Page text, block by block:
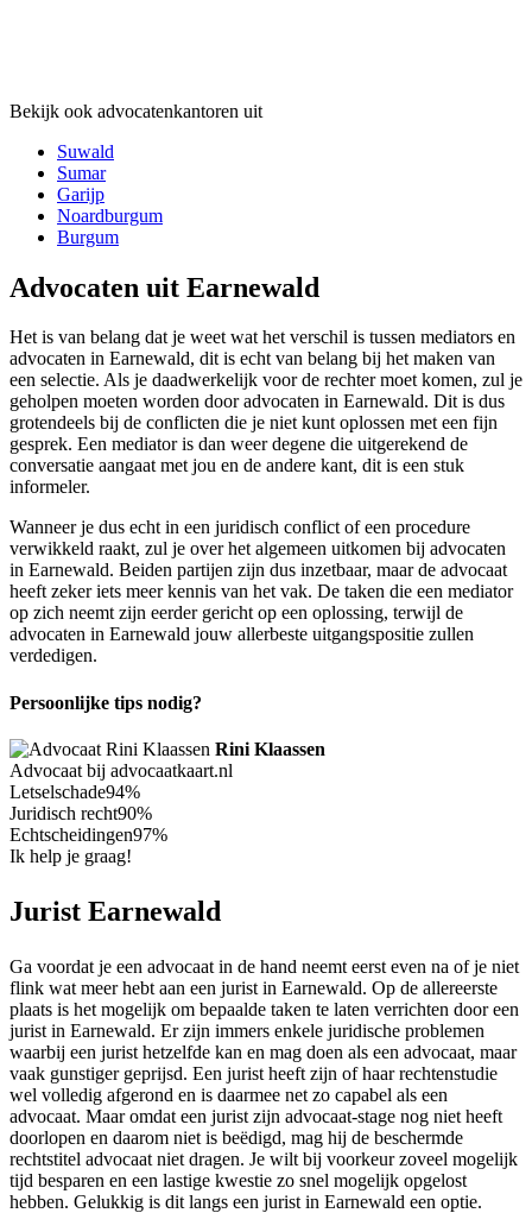
Bekijk ook advocatenkantoren uit
Suwald
Sumar
Garijp
Noardburgum
Burgum
Advocaten uit Earnewald
Het is van belang dat je weet wat het verschil is tussen mediators en
advocaten in Earnewald, dit is echt van belang bij het maken van
een selectie. Als je daadwerkelijk voor de rechter moet komen, zul je
geholpen moeten worden door advocaten in Earnewald. Dit is dus
grotendeels bij de conflicten die je niet kunt oplossen met een fijn
gesprek. Een mediator is dan weer degene die uitgerekend de
conversatie aangaat met jou en de andere kant, dit is een stuk
informeler.
Wanneer je dus echt in een juridisch conflict of een procedure
verwikkeld raakt, zul je over het algemeen uitkomen bij advocaten
in Earnewald. Beiden partijen zijn dus inzetbaar, maar de advocaat
heeft zeker iets meer kennis van het vak. De taken die een mediator
op zich neemt zijn eerder gericht op een oplossing, terwijl de
advocaten in Earnewald jouw allerbeste uitgangspositie zullen
verdedigen.
Persoonlijke tips nodig?
Rini Klaassen
Advocaat bij advocaatkaart.nl
Letselschade94%
Juridisch recht90%
Echtscheidingen97%
Ik help je graag!
Jurist Earnewald
Ga voordat je een advocaat in de hand neemt eerst even na of je niet
flink wat meer hebt aan een jurist in Earnewald. Op de allereerste
plaats is het mogelijk om bepaalde taken te laten verrichten door een
jurist in Earnewald. Er zijn immers enkele juridische problemen
waarbij een jurist hetzelfde kan en mag doen als een advocaat, maar
vaak gunstiger geprijsd. Een jurist heeft zijn of haar rechtenstudie
wel volledig afgerond en is daarmee net zo capabel als een
advocaat. Maar omdat een jurist zijn advocaat-stage nog niet heeft
doorlopen en daarom niet is beëdigd, mag hij de beschermde
rechtstitel advocaat niet dragen. Je wilt bij voorkeur zoveel mogelijk
tijd besparen en een lastige kwestie zo snel mogelijk opgelost
hebben. Gelukkig is dit langs een jurist in Earnewald een optie.